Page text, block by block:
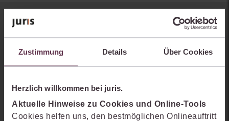
Zustimmung Details Über Cookies
Herzlich willkommen bei juris.
Aktuelle Hinweise zu Cookies und Online-Tools
Cookies helfen uns, den bestmöglichen Onlineauftritt
Sie kennen juris noch nicht?
Erhalten Sie einen Einblick, wie juris das Rechts- und
Arbeitsprozesse einfacher und effizienter werden.